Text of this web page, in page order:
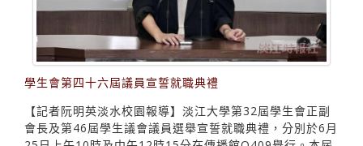
學生會第四十六屆議員宣誓就職典禮
【記者阮明英淡水校園報導】淡江大學第32屆學生會正副
會長及第46屆學生議會議員選舉宣誓就職典禮，分別於6月